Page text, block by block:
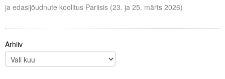
ja edasijõudnute koolitus Pariisis (23. ja 25. märts 2026)
Arhiiv